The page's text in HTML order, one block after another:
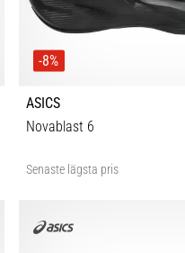
-8%
ASICS
Novablast 6
Senaste lägsta pris
36 37 37½ 38 39 39½ 40